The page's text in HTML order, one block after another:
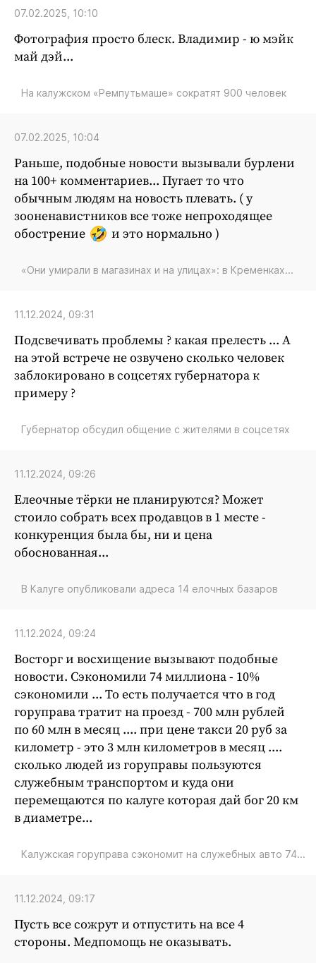
Криминал
Культура
Недвижимость и ЖКХ
Общество
Праздники
Происшествия
Спорт
Экономика и бизнес
ПРОЕКТЫ
Издания
Интересное чтиво
Клиника года
Бренд года
Работодатель года
07.02.2025, 10:10
Фотография просто блеск. Владимир - ю мэйк
май дэй...
На калужском «Ремпутьмаше» сократят 900 человек
07.02.2025, 10:04
Раньше, подобные новости вызывали бурлени
на 100+ комментариев... Пугает то что
обычным людям на новость плевать. ( у
зооненавистников все тоже непроходящее
обострение
и это нормально )
«Они умирали в магазинах и на улицах»: в Кременках...
11.12.2024, 09:31
Подсвечивать проблемы ? какая прелесть ... А
на этой встрече не озвучено сколько человек
заблокировано в соцсетях губернатора к
примеру ?
Губернатор обсудил общение с жителями в соцсетях
11.12.2024, 09:26
Елеочные тёрки не планируются? Может
стоило собрать всех продавцов в 1 месте -
конкуренция была бы, ни и цена
обоснованная...
В Калуге опубликовали адреса 14 елочных базаров
11.12.2024, 09:24
Восторг и восхищение вызывают подобные
новости. Сэкономили 74 миллиона - 10%
сэкономили ... То есть получается что в год
горуправа тратит на проезд - 700 млн рублей
по 60 млн в месяц .... при цене такси 20 руб за
километр - это 3 млн километров в месяц ....
сколько людей из горуправы пользуются
служебным транспортом и куда они
перемещаются по калуге которая дай бог 20 км
в диаметре...
Калужская горуправа сэкономит на служебных авто 74...
11.12.2024, 09:17
Пусть все сожрут и отпустить на все 4
стороны. Медпомощь не оказывать.